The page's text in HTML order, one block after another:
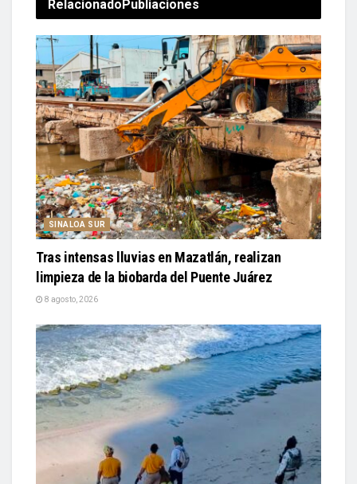
RelacionadoPubliaciones
SINALOA SUR
Tras intensas lluvias en Mazatlán, realizan
limpieza de la biobarda del Puente Juárez
8 agosto, 2026